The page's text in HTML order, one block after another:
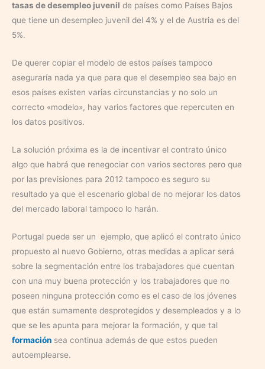
tasas de desempleo juvenil de países como Países Bajos
que tiene un desempleo juvenil del 4% y el de Austria es del
5%.
De querer copiar el modelo de estos países tampoco
aseguraría nada ya que para que el desempleo sea bajo en
esos países existen varias circunstancias y no solo un
correcto «modelo», hay varios factores que repercuten en
los datos positivos.
La solución próxima es la de incentivar el contrato único
algo que habrá que renegociar con varios sectores pero que
por las previsiones para 2012 tampoco es seguro su
resultado ya que el escenario global de no mejorar los datos
del mercado laboral tampoco lo harán.
Portugal puede ser un ejemplo, que aplicó el contrato único
propuesto al nuevo Gobierno, otras medidas a aplicar será
sobre la segmentación entre los trabajadores que cuentan
con una muy buena protección y los trabajadores que no
poseen ninguna protección como es el caso de los jóvenes
que están sumamente desprotegidos y desempleados y a lo
que se les apunta para mejorar la formación, y que tal
formación sea continua además de que estos pueden
autoemplearse.